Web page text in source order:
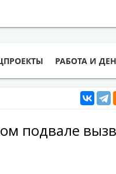
РАБОТА И
подвале